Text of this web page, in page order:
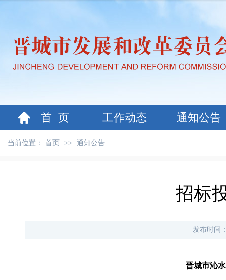
首 页 工作动态 通知公告
当前位置： 首页 >> 通知公告
招标
发布时间
晋城市沁